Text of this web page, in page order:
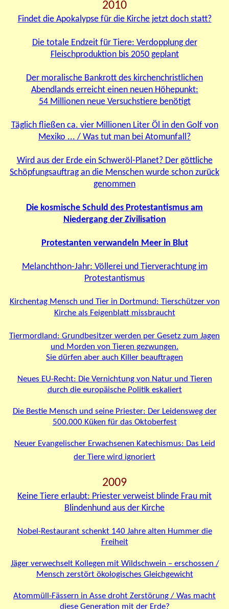
2010
Findet die Apokalypse für die Kirche jetzt doch statt?
Die totale Endzeit für Tiere: Verdopplung der
Fleischproduktion bis 2050 geplant
Der moralische Bankrott des kirchenchristlichen
Abendlands erreicht einen neuen Höhepunkt:
54 Millionen neue Versuchstiere benötigt
Täglich fließen ca. vier Millionen Liter Öl in den Golf von
Mexiko ... / Was tut man bei Atomunfall?
Wird aus der Erde ein Schweröl-Planet? Der göttliche
Schöpfungsauftrag an die Menschen wurde schon zurück
genommen
Die kosmische Schuld des Protestantismus am
Niedergang der Zivilisation
Protestanten verwandeln Meer in Blut
Melanchthon-Jahr: Völlerei und Tierverachtung im
Protestantismus
Kirchentag Mensch und Tier in Dortmund: Tierschützer von
Kirche als Feigenblatt missbraucht
Tiermordland: Grundbesitzer werden per Gesetz zum Jagen
und Morden von Tieren gezwungen.
Sie dürfen aber auch Killer beauftragen
Neues EU-Recht: Die Vernichtung von Natur und Tieren
durch die europäische Politik eskaliert
Die Bestie Mensch und seine Priester: Der Leidensweg der
500.000 Küken für das Oktoberfest
Neuer Evangelischer Erwachsenen Katechismus: Das Leid
der Tiere wird ignoriert
2009
Keine Tiere erlaubt: Priester verweist blinde Frau mit
Blindenhund aus der Kirche
Nobel-Restaurant schenkt 140 Jahre alten Hummer die
Freiheit
Jäger verwechselt Kollegen mit Wildschwein – erschossen /
Mensch zerstört ökologisches Gleichgewicht
Atommüll-Fässern in Asse droht Zerstörung / Was macht
diese Generation mit der Erde?